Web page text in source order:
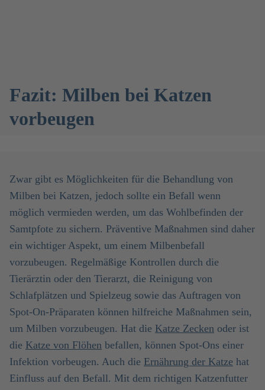
Fazit: Milben bei Katzen
vorbeugen
Zwar gibt es Möglichkeiten für die Behandlung von
Milben bei Katzen, jedoch sollte ein Befall wenn
möglich vermieden werden, um das Wohlbefinden der
Samtpfote zu sichern. Präventive Maßnahmen sind daher
ein wichtiger Aspekt, um einem Milbenbefall
vorzubeugen. Regelmäßige Kontrollen durch die
Tierärztin oder den Tierarzt, die Reinigung von
Schlafplätzen und Spielzeug sowie das Auftragen von
Spot-On-Präparaten können hilfreiche Maßnahmen sein,
um Milben vorzubeugen. Hat die Katze Zecken oder ist
die Katze von Flöhen befallen, können Spot-Ons einer
Infektion vorbeugen. Auch die Ernährung der Katze hat
Einfluss auf den Befall. Mit dem richtigen Katzenfutter